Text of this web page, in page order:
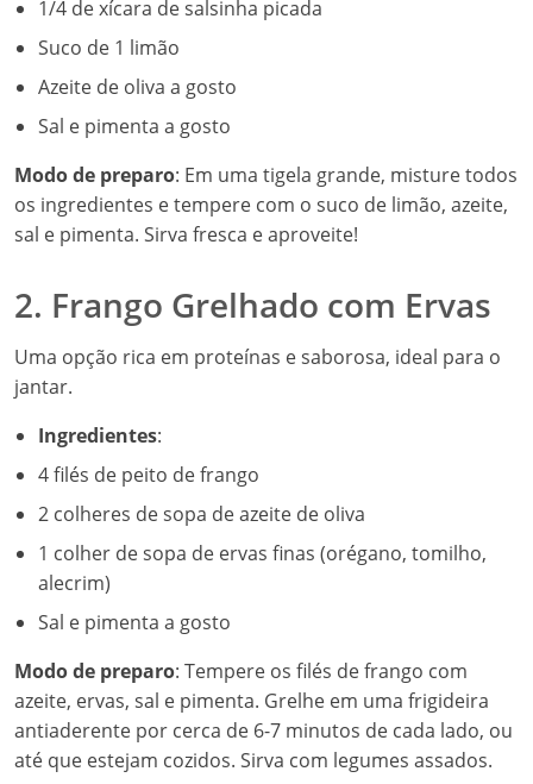
1/4 de xícara de salsinha picada
Suco de 1 limão
Azeite de oliva a gosto
Sal e pimenta a gosto
Modo de preparo: Em uma tigela grande, misture todos
os ingredientes e tempere com o suco de limão, azeite,
sal e pimenta. Sirva fresca e aproveite!
2. Frango Grelhado com Ervas
Uma opção rica em proteínas e saborosa, ideal para o
jantar.
Ingredientes:
4 filés de peito de frango
2 colheres de sopa de azeite de oliva
1 colher de sopa de ervas finas (orégano, tomilho,
alecrim)
Sal e pimenta a gosto
Modo de preparo: Tempere os filés de frango com
azeite, ervas, sal e pimenta. Grelhe em uma frigideira
antiaderente por cerca de 6-7 minutos de cada lado, ou
até que estejam cozidos. Sirva com legumes assados.